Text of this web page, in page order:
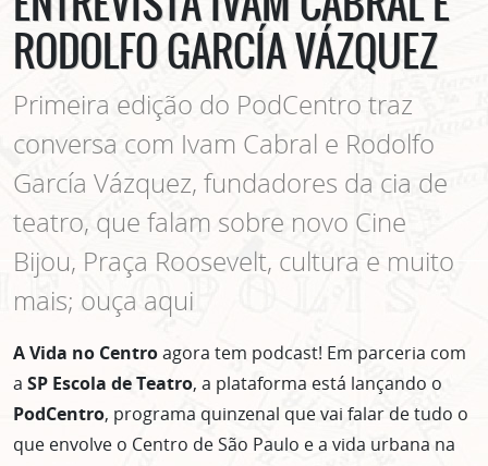
RODOLFO GARCÍA VÁZQUEZ
Primeira edição do PodCentro traz
conversa com Ivam Cabral e Rodolfo
García Vázquez, fundadores da cia de
teatro, que falam sobre novo Cine
Bijou, Praça Roosevelt, cultura e muito
mais; ouça aqui
A Vida no Centroagora tem podcast! Em parceria com
a SP Escola de Teatro, a plataforma está lançando o
PodCentro, programa quinzenal que vai falar de tudo o
que envolve o Centro de São Paulo e a vida urbana na